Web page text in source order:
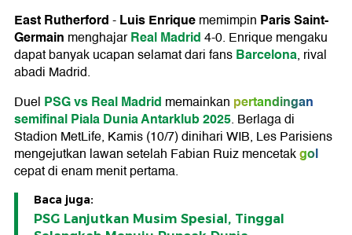
East Rutherford-Luis Enriquememimpin Paris Saint-
Germain menghajarReal Madrid4-0. Enrique mengaku
dapat banyak ucapan selamat dari fansBarcelona, rival
abadi Madrid.
Duel PSG vs Real Madrid memainkan pertandingan
semifinal Piala Dunia Antarklub 2025. Berlaga di
Stadion MetLife, Kamis (10/7) dinihari WIB, Les Parisiens
mengejutkan lawan setelah Fabian Ruiz mencetakgol
cepat di enam menit pertama.
Baca juga:
PSG Lanjutkan Musim Spesial, Tinggal